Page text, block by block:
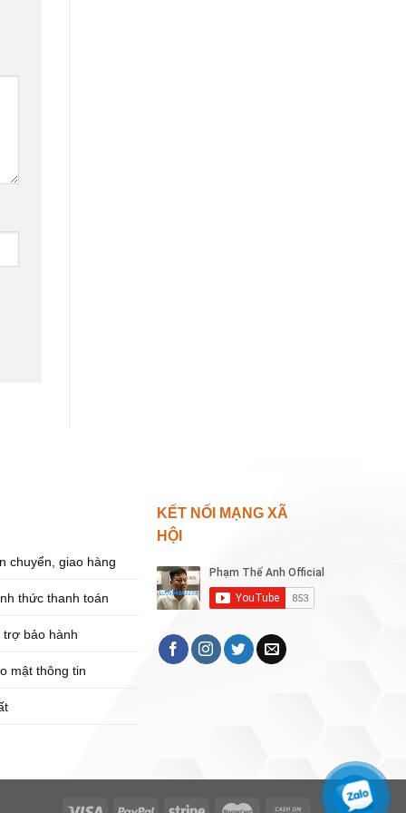
chuyển, giao hàng
thức thanh toán
bảo hành
mật thông tin
KẾT NỐI MẠNG XÃ
HỘI